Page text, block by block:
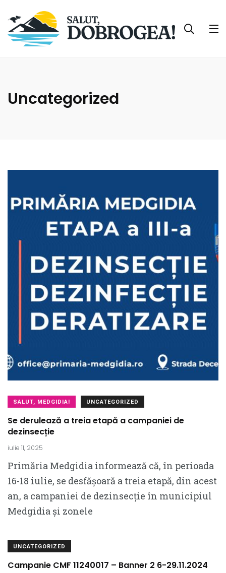
Uncategorized
SALUT, MEDGIDIA! UNCATEGORIZED
Se derulează a treia etapă a campaniei de
dezinsecție
iulie 11, 2025
Primăria Medgidia informează că, în perioada
16-18 iulie, se desfășoară a treia etapă, din acest
an, a campaniei de dezinsecție în municipiul
Medgidia și zonele
UNCATEGORIZED
Campanie CMF 11240017 – Banner 2 6-29.11.2024